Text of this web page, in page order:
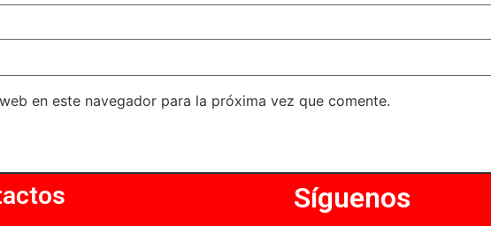
en este navegador para la próxima vez que comente.
Síguenos